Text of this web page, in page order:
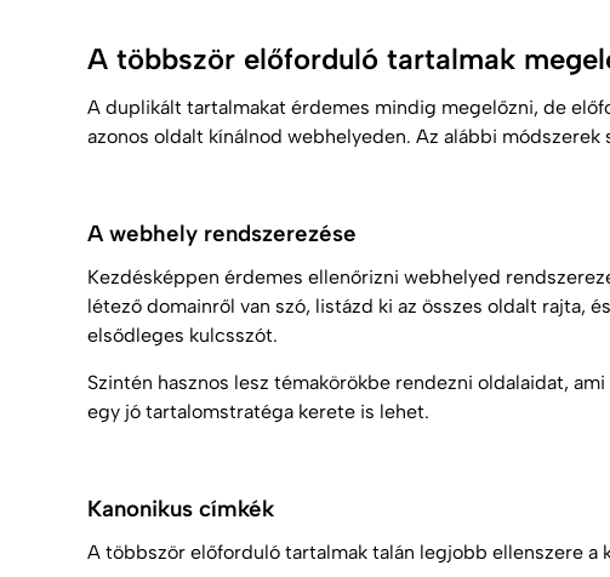
A többször előforduló tartalmak
A duplikált tartalmakat érdemes mindig megelőzni, de
azonos oldalt kínálnod webhelyeden. Az alábbi
A webhely rendszerezése
Kezdésképpen érdemes ellenőrizni webhelyed
létező domainről van szó, listázd ki az összes oldalt rajta,
elsődleges kulcsszót.
Szintén hasznos lesz témakörökbe rendezni oldalaidat,
egy jó tartalomstratéga kerete is lehet.
Kanonikus címkék
A többször előforduló tartalmak talán legjobb ellenszere a